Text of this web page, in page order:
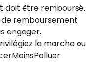
doit être remboursé.
remboursement
engager.
la marche ou